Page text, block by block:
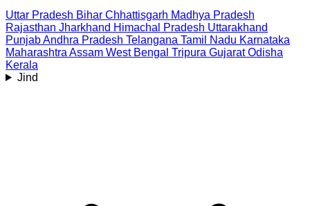
Uttar Pradesh Bihar Chhattisgarh Madhya Pradesh
Rajasthan Jharkhand Himachal Pradesh Uttarakhand
PunjabAndhra Pradesh Telangana Tamil Nadu Karnataka
Maharashtra Assam West Bengal Tripura Gujarat Odisha
Kerala
Jind